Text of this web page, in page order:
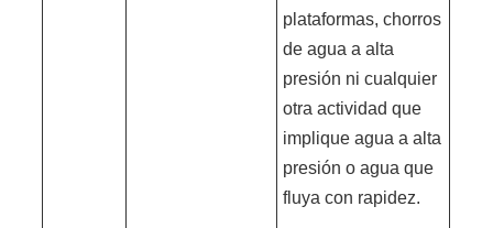
plataformas, chorros
de agua a alta
presión ni cualquier
otra actividad que
implique agua a alta
presión o agua que
fluya con rapidez.